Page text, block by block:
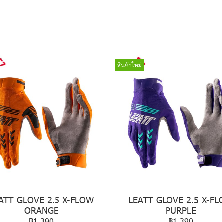
GLOVE 2.5 X-FLOW
ORANGE
สินค้าใหม่
LEATT GLOVE 2.5 X-
PURPLE